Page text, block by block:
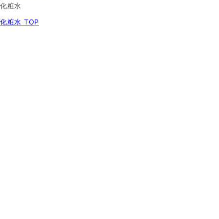
化粧水
化粧水 TOP